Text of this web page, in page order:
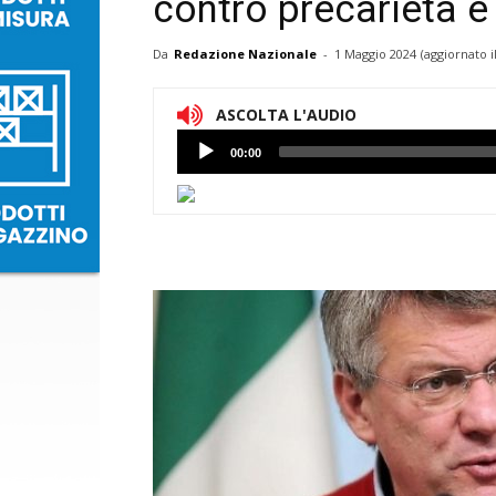
contro precarietà e
Da Redazione Nazionale - 1 Maggio 2024 (aggiornato il
ASCOLTA L'AUDIO
Lettore
Audio
00:00